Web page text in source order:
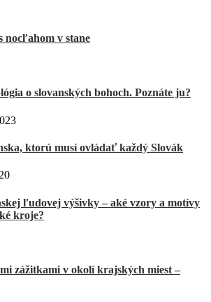
nocľahom v stane
o slovanských bohoch. Poznáte ju?
ktorú musí ovládať každý Slovák
ľudovej výšivky – aké vzory a motívy
kroje?
zážitkami v okolí krajských miest –